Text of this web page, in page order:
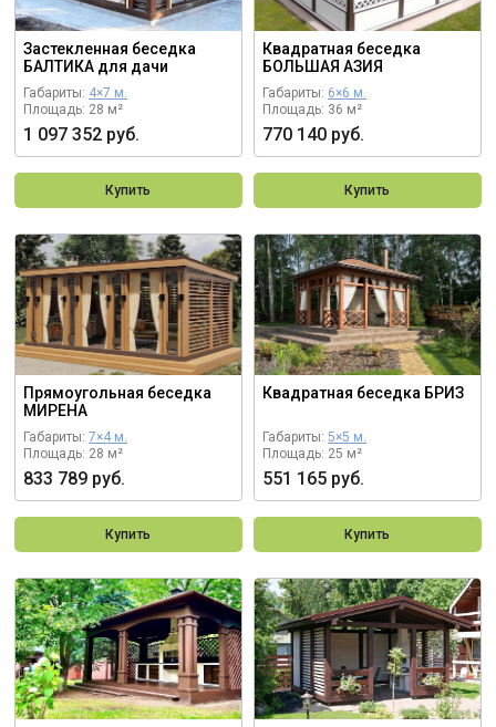
Застекленная беседка
БАЛТИКА для дачи
Габариты: 4×7 м.
Площадь: 28 м²
1 097 352 руб.
Купить
Квадратная беседка
БОЛЬШАЯ АЗИЯ
Габариты: 6×6 м.
Площадь: 36 м²
770 140 руб.
Купить
Прямоугольная беседка
МИРЕНА
Габариты: 7×4 м.
Площадь: 28 м²
833 789 руб.
Купить
Квадратная беседка БРИЗ
Габариты: 5×5 м.
Площадь: 25 м²
551 165 руб.
Купить